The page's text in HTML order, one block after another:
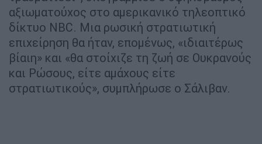
αξιωματούχος στο αμερικανικό τηλεοπτικό
δίκτυο NBC. Μια ρωσική στρατιωτική
επιχείρηση θα ήταν, επομένως, «ιδιαιτέρως
βίαιη» και «θα στοίχιζε τη ζωή σε Ουκρανούς
και Ρώσους, είτε αμάχους είτε
στρατιωτικούς», συμπλήρωσε ο Σάλιβαν.